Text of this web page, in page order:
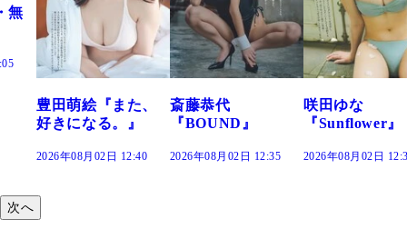
斎藤恭代
『BOUND』
2026年08月02日 12:35
咲田ゆな
『Sunflower』
2026年08月02日 12:30
藤水咲桜『花
だまり』
2026年08月02日
次へ